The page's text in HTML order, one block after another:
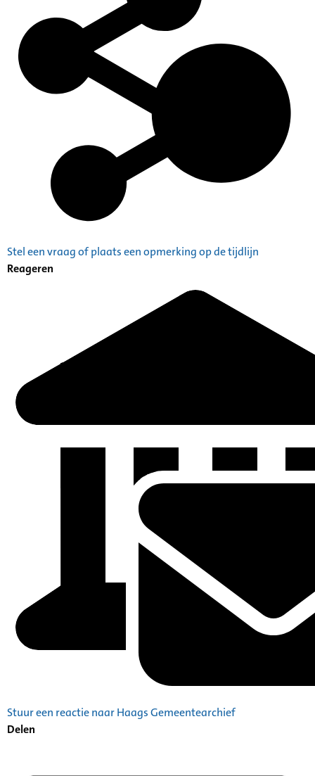
Stel een vraag of plaats een opmerking op de tijdlijn
Reageren
Stuur een reactie naar Haags Gemeentearchief
Delen